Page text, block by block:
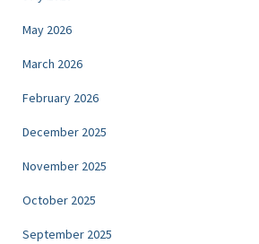
May 2026
March 2026
February 2026
December 2025
November 2025
October 2025
September 2025